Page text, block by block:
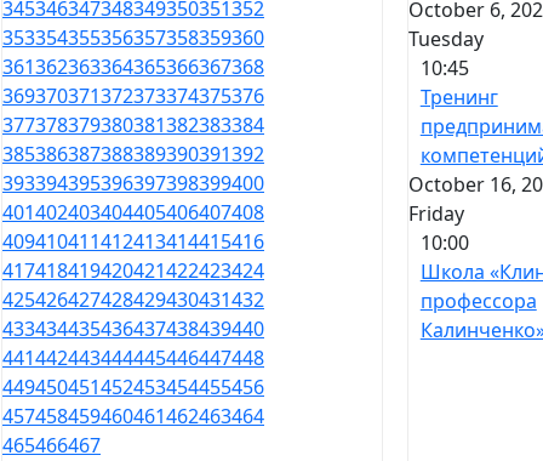
345346347348349350351352
353354355356357358359360
361362363364365366367368
369370371372373374375376
377378379380381382383384
385386387388389390391392
393394395396397398399400
401402403404405406407408
409410411412413414415416
417418419420421422423424
425426427428429430431432
433434435436437438439440
441442443444445446447448
449450451452453454455456
457458459460461462463464
465466467
October 6,
Tuesday
10:45
Тренинг
October 16,
Friday
10:00
Школа
профессора